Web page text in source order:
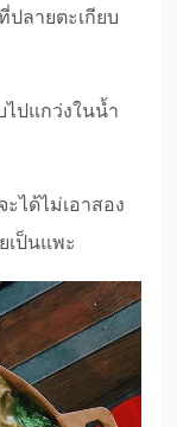
ลายตะเกียบ
ไปแกว่งในน้ำ
ได้ไม่เอาสอง
เป็นแพะ